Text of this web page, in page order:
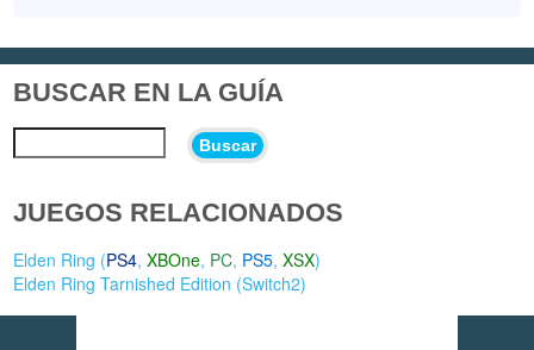
BUSCAR EN LA GUÍA
Buscar
JUEGOS RELACIONADOS
Elden Ring (PS4,XBOne, PC, PS5,XSX)
Elden Ring Tarnished Edition (Switch2)